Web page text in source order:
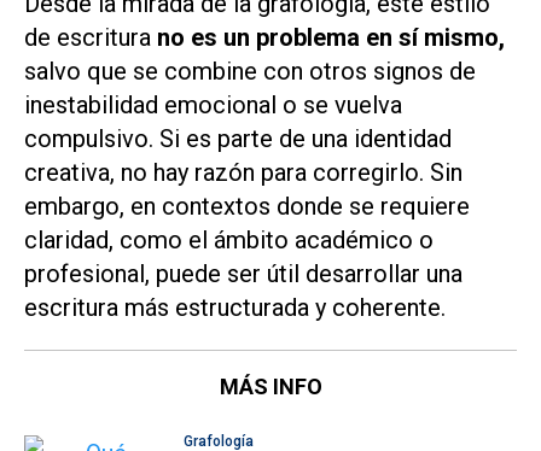
de escritura no es un problema en sí mismo,
salvo que se combine con otros signos de
inestabilidad emocional o se vuelva
compulsivo. Si es parte de una identidad
creativa, no hay razón para corregirlo. Sin
embargo, en contextos donde se requiere
claridad, como el ámbito académico o
profesional, puede ser útil desarrollar una
escritura más estructurada y coherente.
MÁS INFO
Grafología